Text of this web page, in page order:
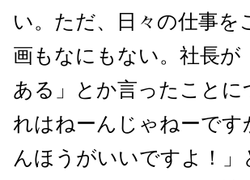
い。ただ、日々の仕事
画もなにもない。社長
ある」とか言ったこと
れはねーんじゃねーで
んほうがいいですよ！